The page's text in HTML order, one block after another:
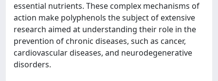
essential nutrients. These complex mechanisms of
action make polyphenols the subject of extensive
research aimed at understanding their role in the
prevention of chronic diseases, such as cancer,
cardiovascular diseases, and neurodegenerative
disorders.